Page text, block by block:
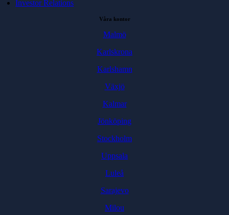
Investor Relations
Våra kontor
Malmö
Karlskrona
Karlshamn
Växjö
Kalmar
Jönköping
Stockholm
Uppsala
Luleå
Sarajevo
Milou